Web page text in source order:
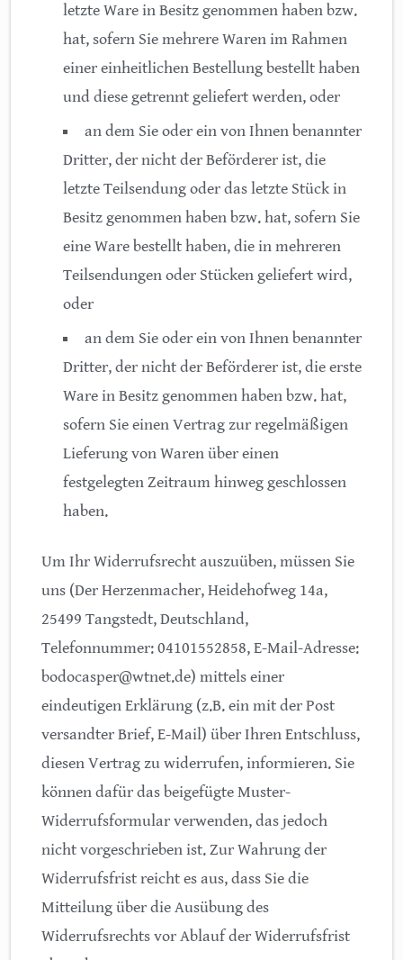
letzte Ware in Besitz genommen haben bzw.
hat, sofern Sie mehrere Waren im Rahmen
einer einheitlichen Bestellung bestellt haben
und diese getrennt geliefert werden, oder
an dem Sie oder ein von Ihnen benannter
Dritter, der nicht der Beförderer ist, die
letzte Teilsendung oder das letzte Stück in
Besitz genommen haben bzw. hat, sofern Sie
eine Ware bestellt haben, die in mehreren
Teilsendungen oder Stücken geliefert wird,
oder
an dem Sie oder ein von Ihnen benannter
Dritter, der nicht der Beförderer ist, die erste
Ware in Besitz genommen haben bzw. hat,
sofern Sie einen Vertrag zur regelmäßigen
Lieferung von Waren über einen
festgelegten Zeitraum hinweg geschlossen
haben.
Um Ihr Widerrufsrecht auszuüben, müssen Sie
uns (Der Herzenmacher, Heidehofweg 14a,
25499 Tangstedt, Deutschland,
Telefonnummer: 04101552858, E-Mail-Adresse:
bodocasper@wtnet.de) mittels einer
eindeutigen Erklärung (z.B. ein mit der Post
versandter Brief, E-Mail) über Ihren Entschluss,
diesen Vertrag zu widerrufen, informieren. Sie
können dafür das beigefügte Muster-
Widerrufsformular verwenden, das jedoch
nicht vorgeschrieben ist. Zur Wahrung der
Widerrufsfrist reicht es aus, dass Sie die
Mitteilung über die Ausübung des
Widerrufsrechts vor Ablauf der Widerrufsfrist